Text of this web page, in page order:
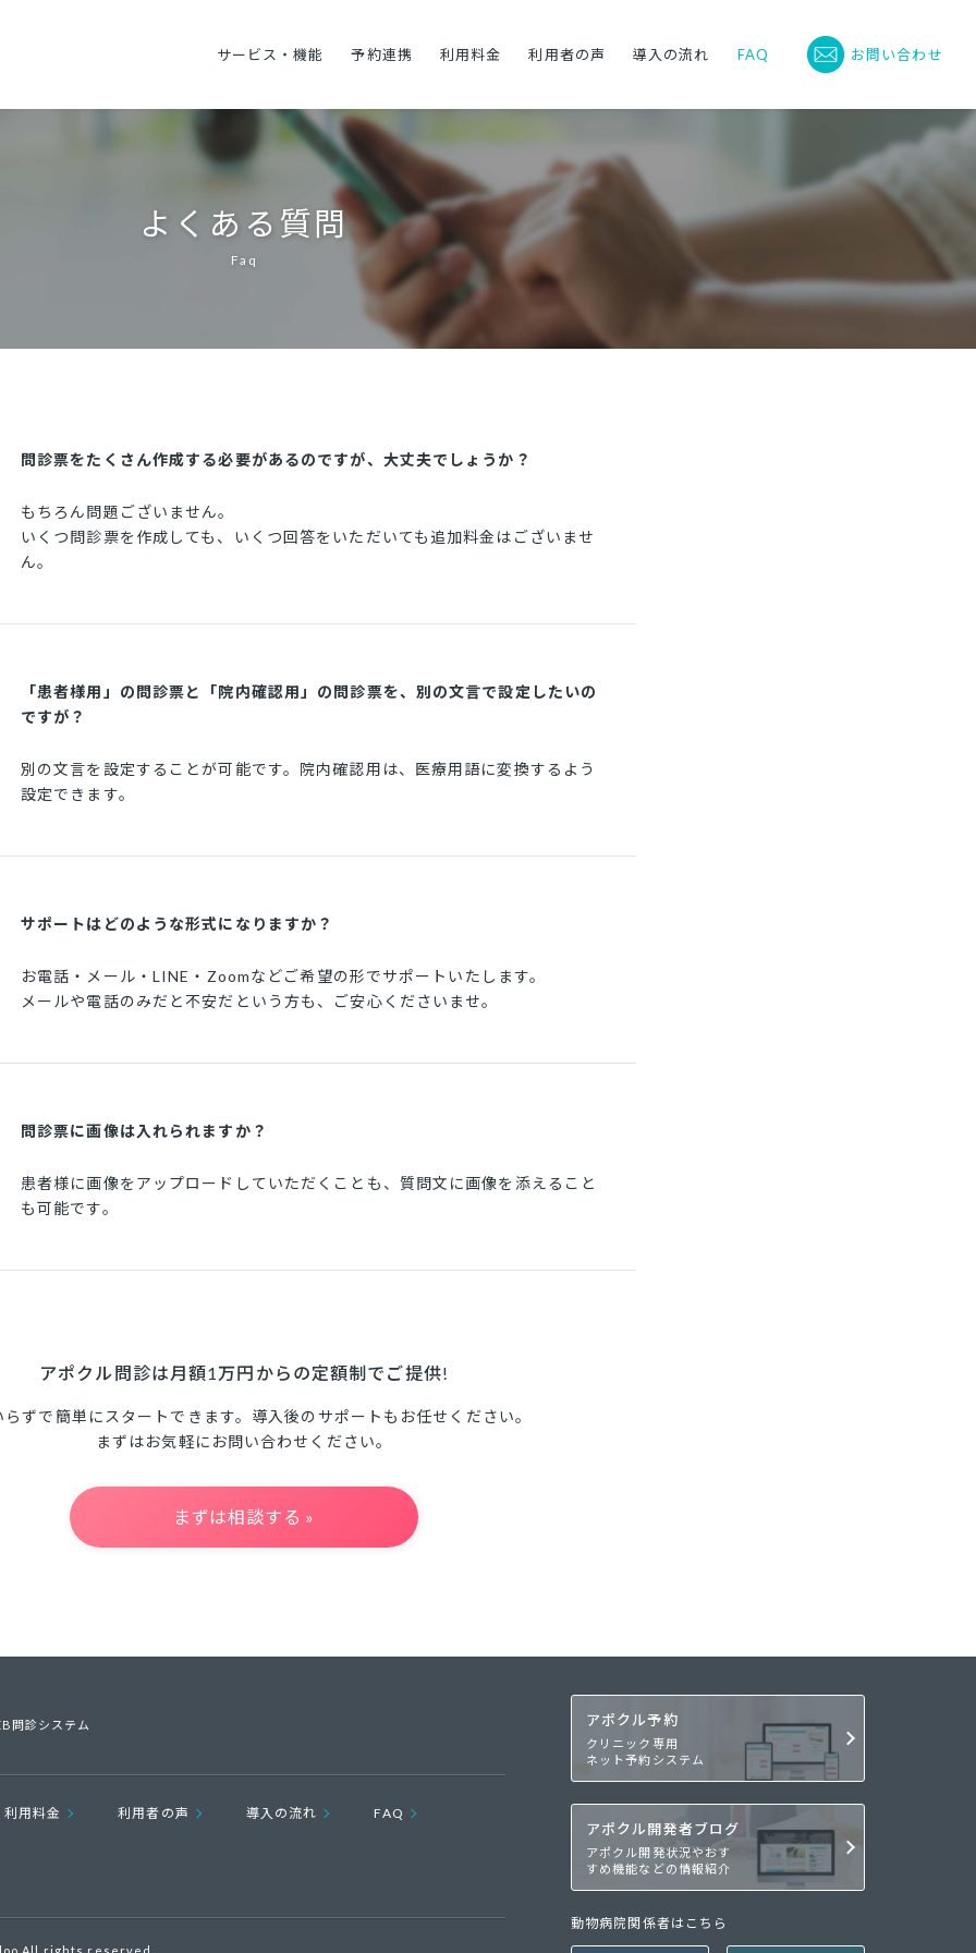
お問い合わせ
サービス・機能 予約連携 利用料金 利用者の声 導入の流れ FAQ
よくある質問
Faq
問診票をたくさん作成する必要があるのですが、大丈夫でしょうか？
もちろん問題ございません。
いくつ問診票を作成しても、いくつ回答をいただいても追加料金はございませ
ん。
「患者様用」の問診票と「院内確認用」の問診票を、別の文言で設定したいの
ですが？
別の文言を設定することが可能です。院内確認用は、医療用語に変換するよう
設定できます。
サポートはどのような形式になりますか？
お電話・メール・LINE・Zoomなどご希望の形でサポートいたします。
メールや電話のみだと不安だという方も、ご安心くださいませ。
問診票に画像は入れられますか？
患者様に画像をアップロードしていただくことも、質問文に画像を添えること
も可能です。
アポクル問診は月額1万円からの定額制でご提供!
らずで簡単にスタートできます。導入後のサポートもお任せください。
まずはお気軽にお問い合わせください。
まずは相談する »
問診システム
利用料金 利用者の声 導入の流れ FAQ
アポクル予約
クリニック専用
ネット予約システム
アポクル開発者ブログ
アポクル開発状況やおす
すめ機能などの情報紹介
動物病院関係者はこちら